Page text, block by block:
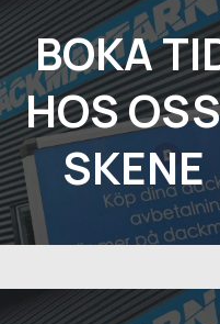
BOKA
HOS
SKENE